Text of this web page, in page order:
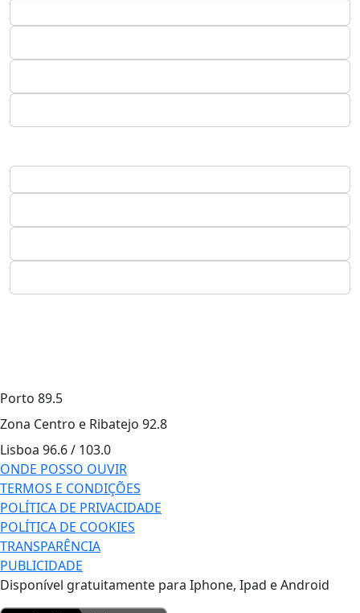
Porto 89.5
Zona Centro e Ribatejo 92.8
Lisboa 96.6 / 103.0
ONDE POSSO OUVIR
TERMOS E CONDIÇÕES
POLÍTICA DE PRIVACIDADE
POLÍTICA DE COOKIES
TRANSPARÊNCIA
PUBLICIDADE
Disponível gratuitamente para Iphone, Ipad e Android